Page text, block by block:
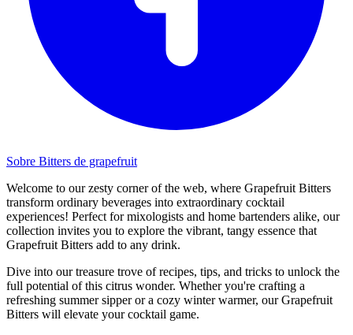
Sobre Bitters de grapefruit
Welcome to our zesty corner of the web, where Grapefruit Bitters
transform ordinary beverages into extraordinary cocktail
experiences! Perfect for mixologists and home bartenders alike, our
collection invites you to explore the vibrant, tangy essence that
Grapefruit Bitters add to any drink.
Dive into our treasure trove of recipes, tips, and tricks to unlock the
full potential of this citrus wonder. Whether you're crafting a
refreshing summer sipper or a cozy winter warmer, our Grapefruit
Bitters will elevate your cocktail game.